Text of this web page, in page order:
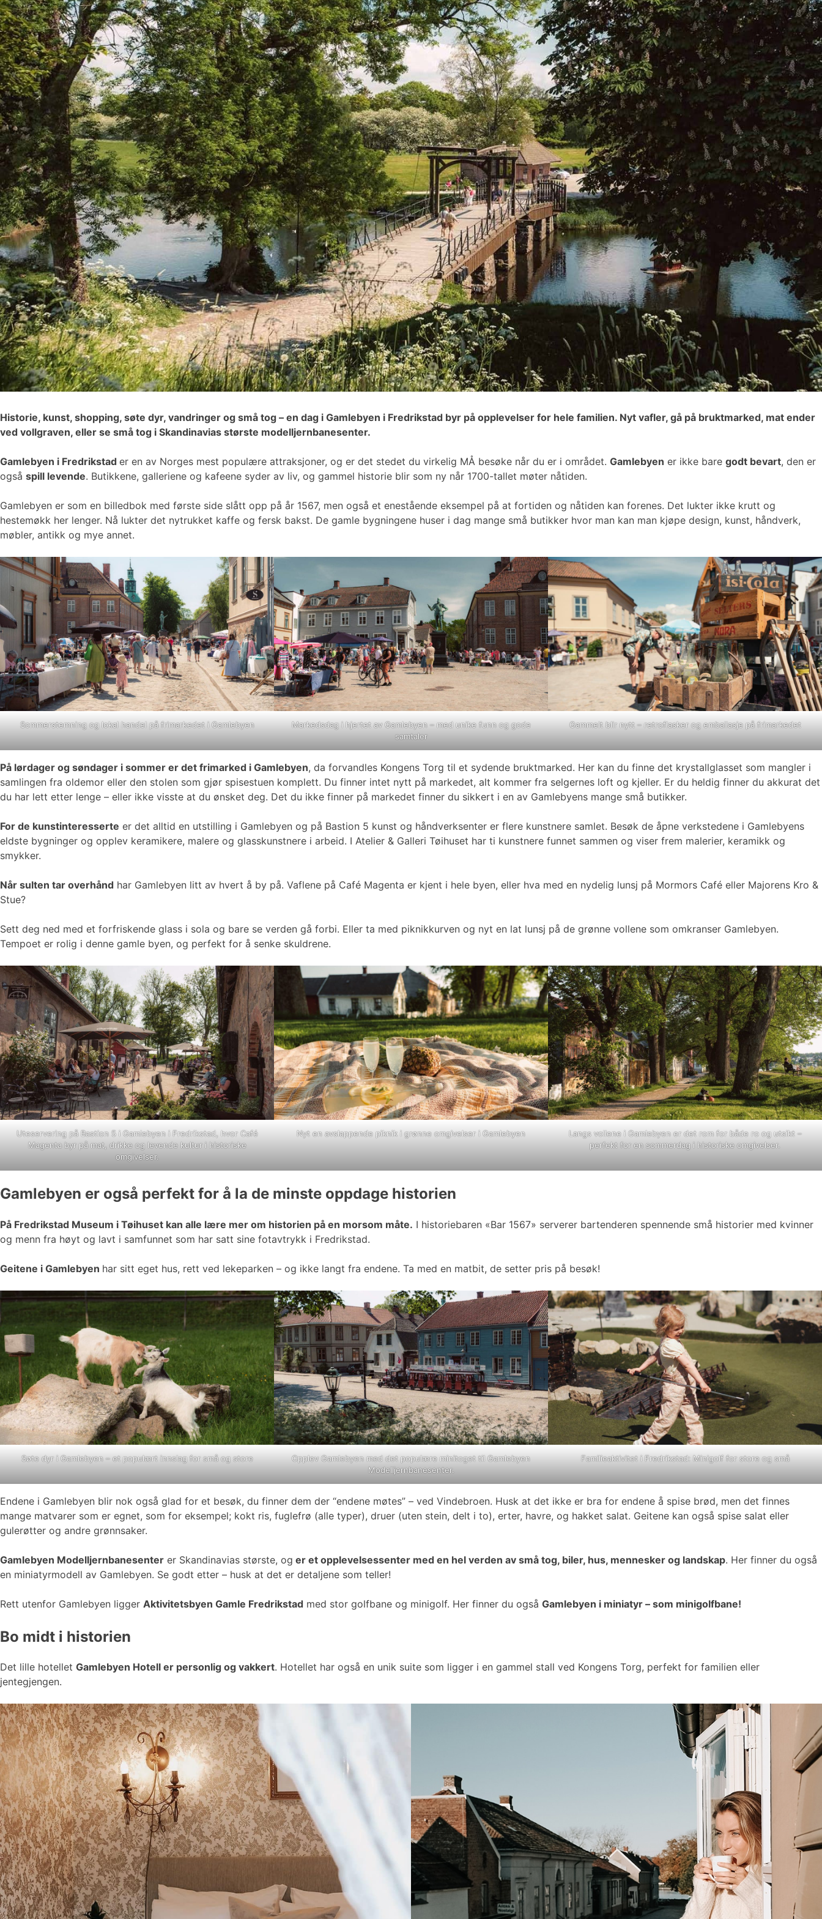
Historie, kunst, shopping, søte dyr, vandringer og små tog – en dag i Gamlebyen i Fredrikstad byr på opplevelser for hele familien. Nyt vafler, gå på bruktmarked, mat ender
ved vollgraven, eller se små tog i Skandinavias største modelljernbanesenter.
Gamlebyen i Fredrikstad er en av Norges mest populære attraksjoner, og er det stedet du virkelig MÅ besøke når du er i området. Gamlebyen er ikke bare godt bevart, den er
også spill levende. Butikkene, galleriene og kafeene syder av liv, og gammel historie blir som ny når 1700-tallet møter nåtiden.
Gamlebyen er som en billedbok med første side slått opp på år 1567, men også et enestående eksempel på at fortiden og nåtiden kan forenes. Det lukter ikke krutt og
hestemøkk her lenger. Nå lukter det nytrukket kaffe og fersk bakst. De gamle bygningene huser i dag mange små butikker hvor man kan man kjøpe design, kunst, håndverk,
møbler, antikk og mye annet.
Sommerstemning og lokal handel på frimarkedet i Gamlebyen
Markedsdag i hjertet av Gamlebyen – med unike funn og gode
samtaler
Gammelt blir nytt – retroflasker og emballasje på frimarkedet
På lørdager og søndager i sommer er det frimarked i Gamlebyen, da forvandles Kongens Torg til et sydende bruktmarked. Her kan du finne det krystallglasset som mangler i
samlingen fra oldemor eller den stolen som gjør spisestuen komplett. Du finner intet nytt på markedet, alt kommer fra selgernes loft og kjeller. Er du heldig finner du akkurat det
du har lett etter lenge – eller ikke visste at du ønsket deg. Det du ikke finner på markedet finner du sikkert i en av Gamlebyens mange små butikker.
For de kunstinteresserte er det alltid en utstilling i Gamlebyen og på Bastion 5 kunst og håndverksenter er flere kunstnere samlet. Besøk de åpne verkstedene i Gamlebyens
eldste bygninger og opplev keramikere, malere og glasskunstnere i arbeid. I Atelier & Galleri Tøihuset har ti kunstnere funnet sammen og viser frem malerier, keramikk og
smykker.
Når sulten tar overhånd har Gamlebyen litt av hvert å by på. Vaflene på Café Magenta er kjent i hele byen, eller hva med en nydelig lunsj på Mormors Café eller Majorens Kro &
Stue?
Sett deg ned med et forfriskende glass i sola og bare se verden gå forbi. Eller ta med piknikkurven og nyt en lat lunsj på de grønne vollene som omkranser Gamlebyen.
Tempoet er rolig i denne gamle byen, og perfekt for å senke skuldrene.
Uteservering på Bastion 5 i Gamlebyen i Fredrikstad, hvor Café
Magenta byr på mat, drikke og levende kultur i historiske
omgivelser.
Nyt en avslappende piknik i grønne omgivelser i Gamlebyen
Langs vollene i Gamlebyen er det rom for både ro og utsikt –
perfekt for en sommerdag i historiske omgivelser.
Gamlebyen er også perfekt for å la de minste oppdage historien
På Fredrikstad Museum i Tøihuset kan alle lære mer om historien på en morsom måte. I historiebaren «Bar 1567» serverer bartenderen spennende små historier med kvinner
og menn fra høyt og lavt i samfunnet som har satt sine fotavtrykk i Fredrikstad.
Geitene i Gamlebyen har sitt eget hus, rett ved lekeparken – og ikke langt fra endene. Ta med en matbit, de setter pris på besøk!
Søte dyr i Gamlebyen – et populært innslag for små og store
Opplev Gamlebyen med det populære minitoget til Gamlebyen
Modelljernbanesenter.
Familieaktivitet i Fredrikstad: Minigolf for store og små
Endene i Gamlebyen blir nok også glad for et besøk, du finner dem der “endene møtes” – ved Vindebroen. Husk at det ikke er bra for endene å spise brød, men det finnes
mange matvarer som er egnet, som for eksempel; kokt ris, fuglefrø (alle typer), druer (uten stein, delt i to), erter, havre, og hakket salat. Geitene kan også spise salat eller
gulerøtter og andre grønnsaker.
Gamlebyen Modelljernbanesenter er Skandinavias største, og er et opplevelsessenter med en hel verden av små tog, biler, hus, mennesker og landskap. Her finner du også
en miniatyrmodell av Gamlebyen. Se godt etter – husk at det er detaljene som teller!
Rett utenfor Gamlebyen ligger Aktivitetsbyen Gamle Fredrikstad med stor golfbane og minigolf. Her finner du også Gamlebyen i miniatyr – som minigolfbane!
Bo midt i historien
Det lille hotellet Gamlebyen Hotell er personlig og vakkert. Hotellet har også en unik suite som ligger i en gammel stall ved Kongens Torg, perfekt for familien eller
jentegjengen.